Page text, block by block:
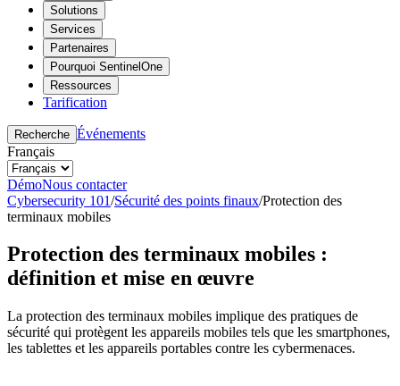
Solutions
Services
Partenaires
Pourquoi SentinelOne
Ressources
Tarification
Recherche Événements
Français
DémoNous contacter
Cybersecurity 101/Sécurité des points finaux/Protection des
terminaux mobiles
Protection des terminaux mobiles :
définition et mise en œuvre
La protection des terminaux mobiles implique des pratiques de
sécurité qui protègent les appareils mobiles tels que les smartphones,
les tablettes et les appareils portables contre les cybermenaces.